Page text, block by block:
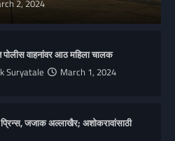
2, 2024
पोलीस वाहनांवर आठ महिला चालक
Suryatale March 1, 2024
जजाक अल्लाखैर; अशोकरावांसाठी